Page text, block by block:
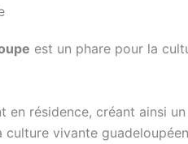
est un phare pour la
résidence, créant ainsi
vivante